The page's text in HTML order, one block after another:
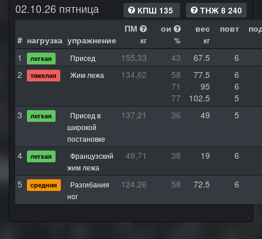
02.10.26 пятница КПШ 135 ТНЖ 8 240
# нагрузка упражнение
ПМ
кг
ои
%
вес
кг
повт
1 легкая Присед 155,33 43 67.5
6
2
тяжелая Жим лежа 134,62 58 77.5
6
71
95
6
77
102.5
5
3
легкая
Присед в
широкой
постановке
137,21 36 49 5
4 легкая
Французский
жим лежа
49,71 38 19 6
5 средняя
Разгибания
ног
124,26 58 72.5 6